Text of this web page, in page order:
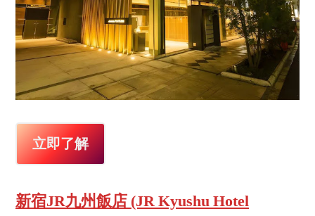
立即了解
新宿JR九州飯店 (JR Kyushu Hotel